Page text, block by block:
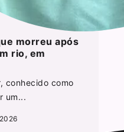
morreu após
rio, em
conhecido como
um...